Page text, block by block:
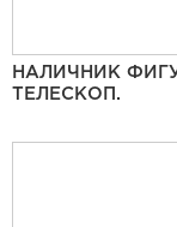
НАЛИЧНИК
ТЕЛЕСКОП.